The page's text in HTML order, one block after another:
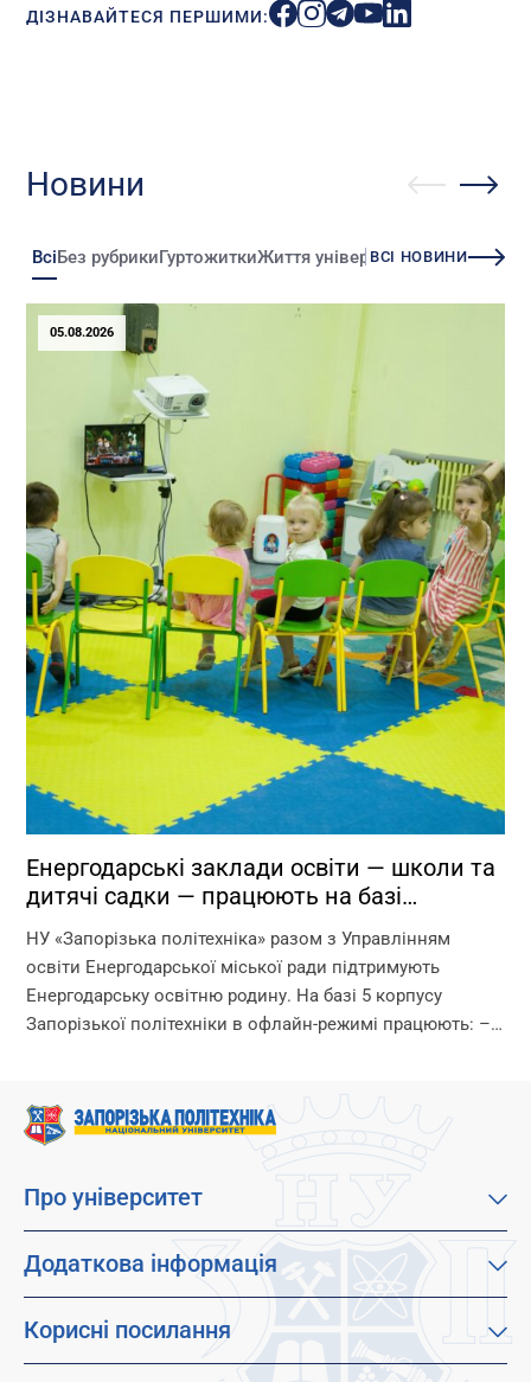
ДІЗНАВАЙТЕСЯ ПЕРШИМИ:
Новини
ВсіБез рубрикиГуртожиткиЖиття університетуЗміни
ВСІ НОВИНИ
05.08.2026
Енергодарські заклади освіти — школи та
дитячі садки — працюють на базі
НУ «Запорізька політехніка» разом з Управлінням
освіти Енергодарської міської ради підтримують
Енергодарську освітню родину. На базі 5 корпусу
Запорізької політехніки в офлайн-режимі працюють: –
Про університет
Місія, візія та цінності
Факультети
Додаткова інформація
Дистанційне навчання
Корисні посилання